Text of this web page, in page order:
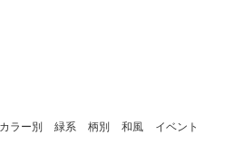
カラー別 緑系 柄別 和風
イベント